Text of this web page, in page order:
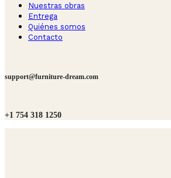
Nuestras obras
Entrega
Quiénes somos
Contacto
support@furniture-dream.com
+1 754 318 1250